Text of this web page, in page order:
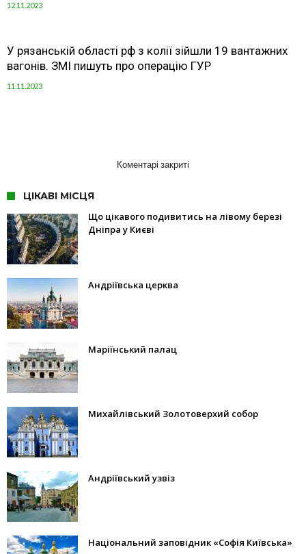
12.11.2023
У рязанській області рф з колії зійшли 19 вантажних
вагонів. ЗМІ пишуть про операцію ГУР
11.11.2023
Коментарі закриті
ЦІКАВІ МІСЦЯ
Що цікавого подивитись на лівому березі
Дніпра у Києві
Андріївська церква
Маріїнський палац
Михайлівський Золотоверхий собор
Андріївський узвіз
Національний заповідник «Софія Київська»